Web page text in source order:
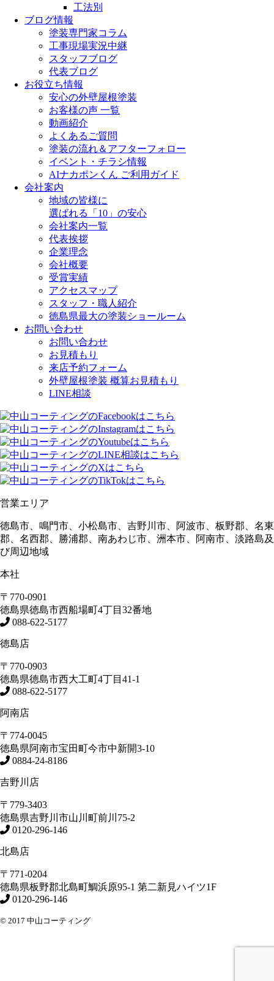
工法別
ブログ情報
塗装専門家コラム
工事現場実況中継
スタッフブログ
代表ブログ
お役立ち情報
安心の外壁屋根塗装
お客様の声 一覧
動画紹介
よくあるご質問
塗装の流れ＆アフターフォロー
イベント・チラシ情報
AIナカポンくん ご利用ガイド
会社案内
地域の皆様に
選ばれる「10」の安心
会社案内一覧
代表挨拶
企業理念
会社概要
受賞実績
アクセスマップ
スタッフ・職人紹介
徳島県最大の塗装ショールーム
お問い合わせ
お問い合わせ
お見積もり
来店予約フォーム
外壁屋根塗装 概算お見積もり
LINE相談
営業エリア
徳島市、鳴門市、小松島市、吉野川市、阿波市、板野郡、名東
郡、名西郡、勝浦郡、南あわじ市、洲本市、阿南市、淡路島及
び周辺地域
本社
〒770-0901
徳島県徳島市西船場町4丁目32番地
088-622-5177
徳島店
〒770-0903
徳島県徳島市西大工町4丁目41-1
088-622-5177
阿南店
〒774-0045
徳島県阿南市宝田町今市中新開3-10
0884-24-8186
吉野川店
〒779-3403
徳島県吉野川市山川町前川75-2
0120-296-146
北島店
〒771-0204
徳島県板野郡北島町鯛浜原95-1 第二新見ハイツ1F
0120-296-146
© 2017 中山コーティング